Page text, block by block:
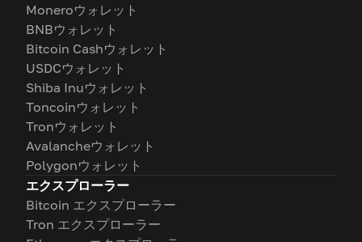
Moneroウォレット
BNBウォレット
Bitcoin Cashウォレット
USDCウォレット
Shiba Inuウォレット
Toncoinウォレット
Tronウォレット
Avalancheウォレット
Polygonウォレット
エクスプローラー
Bitcoin エクスプローラー
Tron エクスプローラー